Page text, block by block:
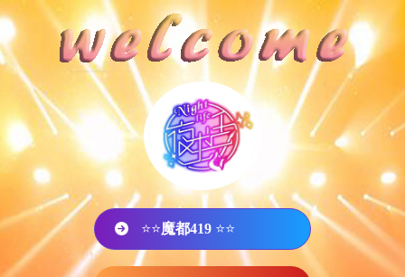
⭐⭐魔都419 ⭐⭐